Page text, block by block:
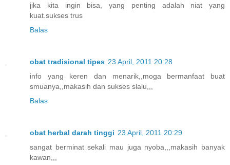
jika kita ingin bisa, yang penting adalah niat yang
kuat.sukses trus
Balas
obat tradisional tipes 23 April, 2011 20:28
info yang keren dan menarik,,moga bermanfaat buat
smuanya,,makasih dan sukses slalu,,,
Balas
obat herbal darah tinggi 23 April, 2011 20:29
sangat berminat sekali mau juga nyoba,,,makasih banyak
kawan,,,